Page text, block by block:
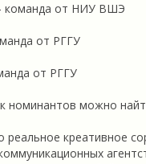
команда от НИУ ВШЭ
от РГГУ
от РГГУ
номинантов можно
реальное креативное